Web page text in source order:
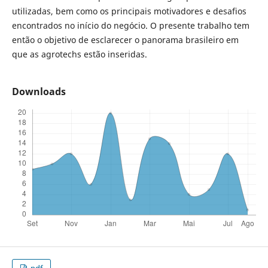
utilizadas, bem como os principais motivadores e desafios
encontrados no início do negócio. O presente trabalho tem
então o objetivo de esclarecer o panorama brasileiro em
que as agrotechs estão inseridas.
Downloads